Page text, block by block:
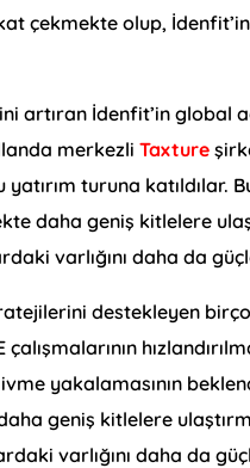
çekmekte olup,
artıran İdenfit’in global
merkezliTaxture
yatırım turuna
daha geniş kitlelere
varlığını daha da
destekleyen
yakalamasının
geniş kitlelere
varlığını daha da